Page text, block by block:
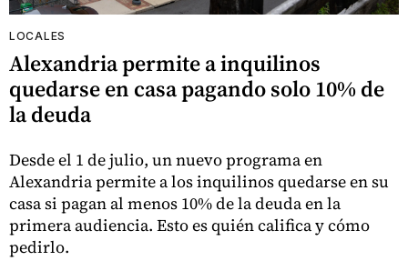
LOCALES
Alexandria permite a inquilinos
quedarse en casa pagando solo 10% de
la deuda
Desde el 1 de julio, un nuevo programa en
Alexandria permite a los inquilinos quedarse en su
casa si pagan al menos 10% de la deuda en la
primera audiencia. Esto es quién califica y cómo
pedirlo.